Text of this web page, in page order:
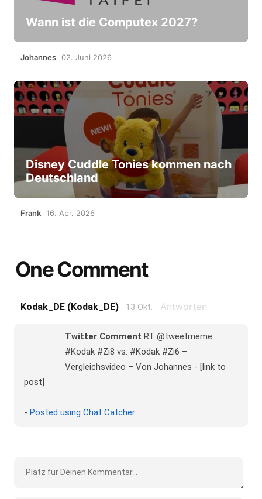
Wann ist die Computex 2027?
Johannes 02. Juni 2026
Disney Cuddle Tonies kommen nach
Deutschland
Frank 16. Apr. 2026
One Comment
Kodak_DE (Kodak_DE) 13 Okt. Antworten
Twitter Comment RT @tweetmeme
#Kodak #Zi8 vs. #Kodak #Zi6 –
Vergleichsvideo – Von Johannes - [link to
post]
- Posted using Chat Catcher